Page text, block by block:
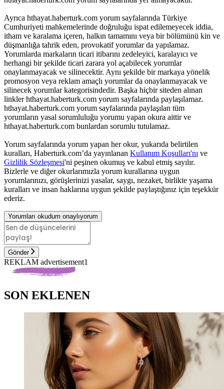
Ayrıca hthayat.haberturk.com yorum sayfalarında Türkiye
Cumhuriyeti mahkemelerinde doğruluğu ispat edilemeyecek iddia,
itham ve karalama içeren, halkın tamamını veya bir bölümünü kin ve
düşmanlığa tahrik eden, provokatif yorumlar da yapılamaz.
Yorumlarda markaların ticari itibarını zedeleyici, karalayıcı ve
herhangi bir şekilde ticari zarara yol açabilecek yorumlar
onaylanmayacak ve silinecektir. Aynı şekilde bir markaya yönelik
promosyon veya reklam amaçlı yorumlar da onaylanmayacak ve
silinecek yorumlar kategorisindedir. Başka hiçbir siteden alınan
linkler hthayat.haberturk.com yorum sayfalarında paylaşılamaz.
hthayat.haberturk.com yorum sayfalarında paylaşılan tüm
yorumların yasal sorumluluğu yorumu yapan okura aittir ve
hthayat.haberturk.com bunlardan sorumlu tutulamaz.
Yorum sayfalarında yorum yapan her okur, yukarıda belirtilen
kuralları, Haberturk.com’da yayınlanan Kullanım Koşulları'nı ve
Gizlilik Sözleşmesi'ni peşinen okumuş ve kabul etmiş sayılır.
Bizlerle ve diğer okurlarımızla yorum kurallarına uygun
yorumlarınızı, görüşlerinizi yasalar, saygı, nezaket, birlikte yaşama
kuralları ve insan haklarına uygun şekilde paylaştığınız için teşekkür
ederiz.
Yorumları okudum onaylıyorum
Gönder
REKLAM advertisement1
SON EKLENEN